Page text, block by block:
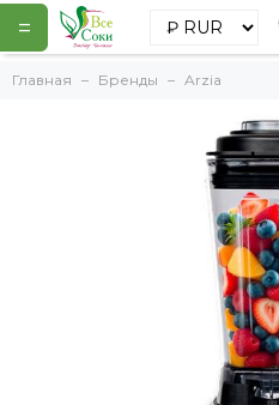
=
Главная Бренды Arzia